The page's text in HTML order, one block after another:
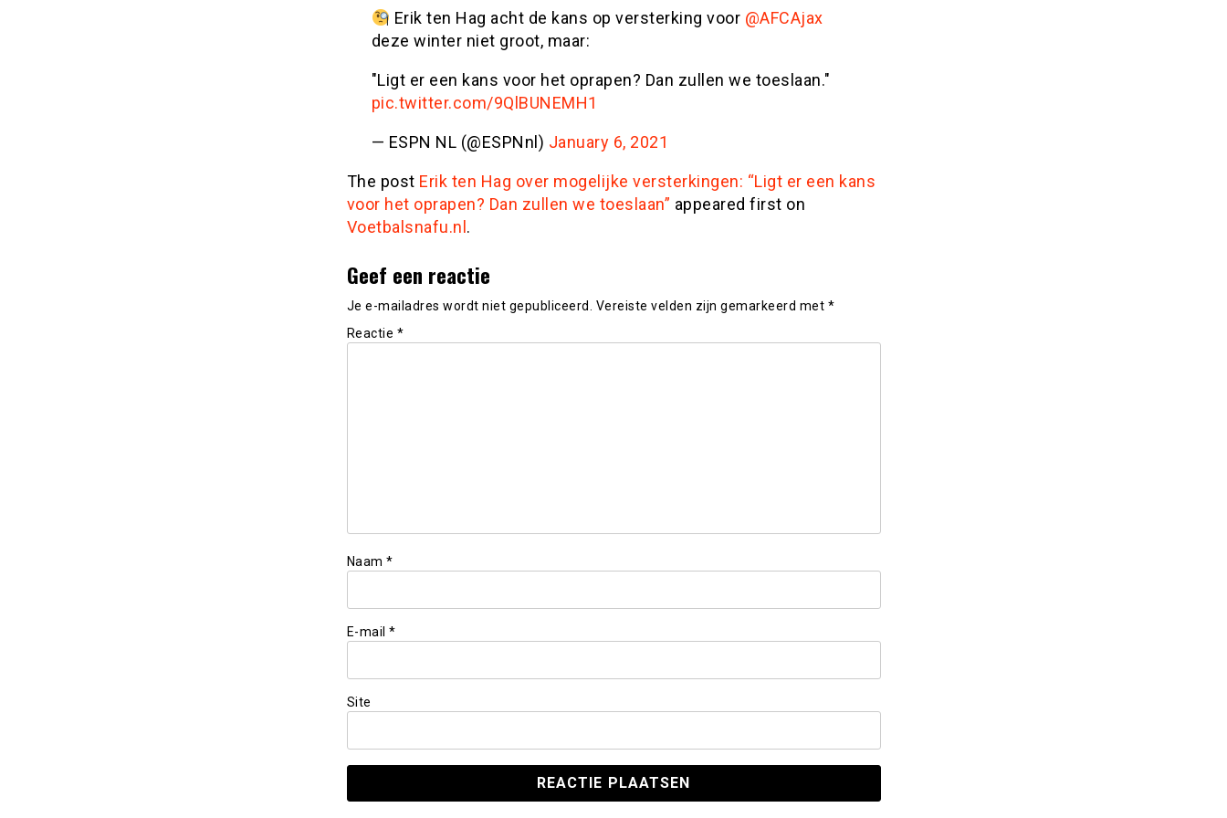
Erik ten Hag acht de kans op versterking voor @AFCAjax
deze winter niet groot, maar:
"Ligt er een kans voor het oprapen? Dan zullen we toeslaan."
pic.twitter.com/9QlBUNEMH1
— ESPN NL (@ESPNnl) January 6, 2021
The post Erik ten Hag over mogelijke versterkingen: “Ligt er een kans
voor het oprapen? Dan zullen we toeslaan” appeared first on
Voetbalsnafu.nl .
Geef een reactie
Je e-mailadres wordt niet gepubliceerd. Vereiste velden zijn gemarkeerd met *
Reactie *
Naam *
E-mail *
Site